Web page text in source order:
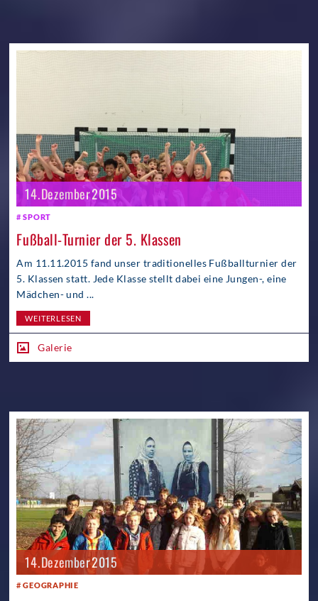
14. Dezember 2015
SPORT
Fußball-Turnier der 5. Klassen
Am 11.11.2015 fand unser traditionelles Fußballturnier der
5. Klassen statt. Jede Klasse stellt dabei eine Jungen-, eine
Mädchen- und ...
WEITERLESEN
Galerie
14. Dezember 2015
GEOGRAPHIE